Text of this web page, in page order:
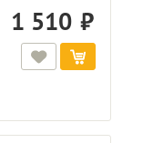
1 510